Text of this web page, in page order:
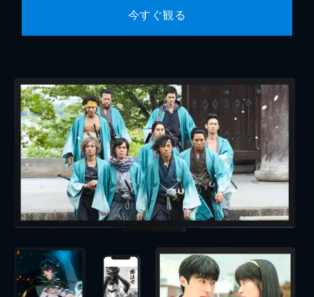
今すぐ観る